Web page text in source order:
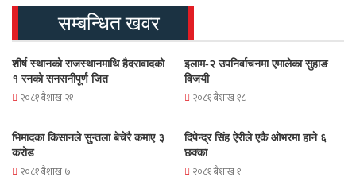
सम्बन्धित खवर
शीर्ष स्थानको राजस्थानमाथि हैदरावादको
१ रनको सनसनीपूर्ण जित
२०८१ बैशाख २१
इलाम-२ उपनिर्वाचनमा एमालेका सुहाङ
विजयी
२०८१ बैशाख १८
भिमादका किसानले सुन्तला बेचेरै कमाए ३
करोड
२०८१ बैशाख ७
दिपेन्द्र सिंह ऐरीले एकै ओभरमा हाने ६
छक्का
२०८१ बैशाख १